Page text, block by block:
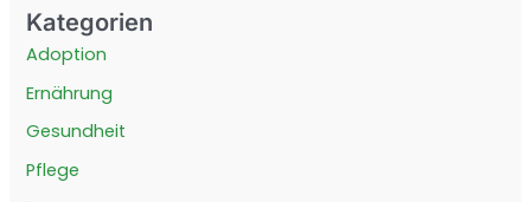
Kategorien
Adoption
Ernährung
Gesundheit
Pflege